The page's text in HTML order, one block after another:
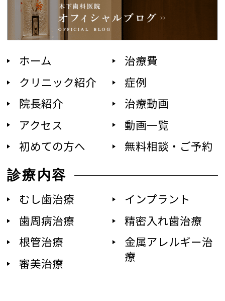
ホーム
クリニック紹介
院長紹介
アクセス
初めての方へ
治療費
症例
治療動画
動画一覧
無料相談・ご予約
診療内容
むし歯治療
歯周病治療
根管治療
審美治療
インプラント
精密入れ歯治療
金属アレルギー治
療